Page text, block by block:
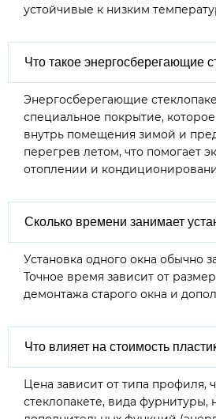
устойчивые к низким
Что такое энергосберегающие
Энергосберегающие
специальное покрытие,
внутрь помещения зимой и
перегрев летом, что помогает
отоплении и
Сколько времени занимает
Установка одного окна обычно
Точное время зависит от
демонтажа старого окна и
Что влияет на стоимость
Цена зависит от типа профиля,
стеклопакете, вида фурнитуры,